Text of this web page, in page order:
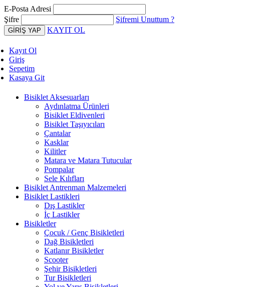
E-Posta Adresi
Şifre
Şifremi Unuttum ?
KAYIT OL
Kayıt Ol
Giriş
Sepetim
Kasaya Git
Bisiklet Aksesuarları
Aydınlatma Ürünleri
Bisiklet Eldivenleri
Bisiklet Taşıyıcıları
Çantalar
Kasklar
Kilitler
Matara ve Matara Tutucular
Pompalar
Sele Kılıfları
Bisiklet Antrenman Malzemeleri
Bisiklet Lastikleri
Dış Lastikler
İç Lastikler
Bisikletler
Çocuk / Genç Bisikletleri
Dağ Bisikletleri
Katlanır Bisikletler
Scooter
Şehir Bisikletleri
Tur Bisikletleri